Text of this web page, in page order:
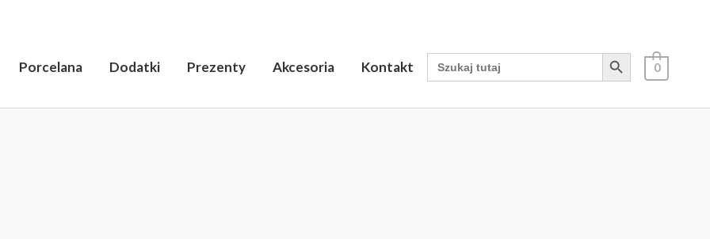
Porcelana Dodatki Prezenty Akcesoria Kontakt
Search
for:
Search Button
0